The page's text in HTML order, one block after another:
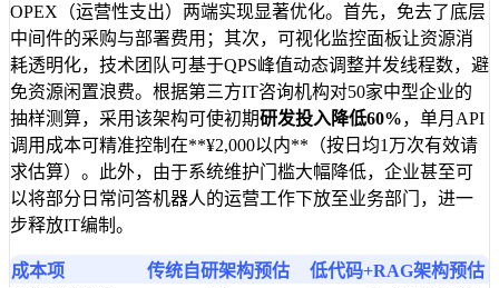
OPEX（运营性支出）两端实现显著优化。首先，免去了底层
中间件的采购与部署费用；其次，可视化监控面板让资源消
耗透明化，技术团队可基于QPS峰值动态调整并发线程数，避
免资源闲置浪费。根据第三方IT咨询机构对50家中型企业的
抽样测算，采用该架构可使初期研发投入降低60%，单月API
调用成本可精准控制在**¥2,000以内**（按日均1万次有效请
求估算）。此外，由于系统维护门槛大幅降低，企业甚至可
以将部分日常问答机器人的运营工作下放至业务部门，进一
步释放IT编制。
成本项 传统自研架构预估
低代码+RAG架构预估